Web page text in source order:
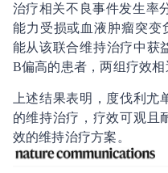
治疗相关不良事件发生率
能力受损或血液肿瘤突变
能从该联合维持治疗中获
B偏高的患者，两组疗效相
上述结果表明，度伐利尤
的维持治疗，疗效可观且
效的维持治疗方案。